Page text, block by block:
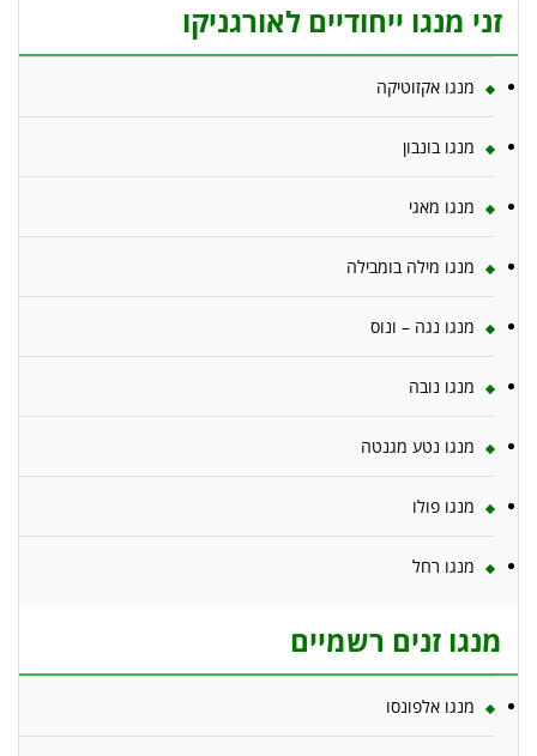
זני מנגו ייחודיים לאורגניקו
מנגו אקזוטיקה
מנגו בונבון
מנגו מאגי
מנגו מילה בומבילה
מנגו נגה – ונוס
מנגו נובה
מנגו נטע מגנטה
מנגו פולו
מנגו רחל
מנגו זנים רשמיים
מנגו אלפונסו